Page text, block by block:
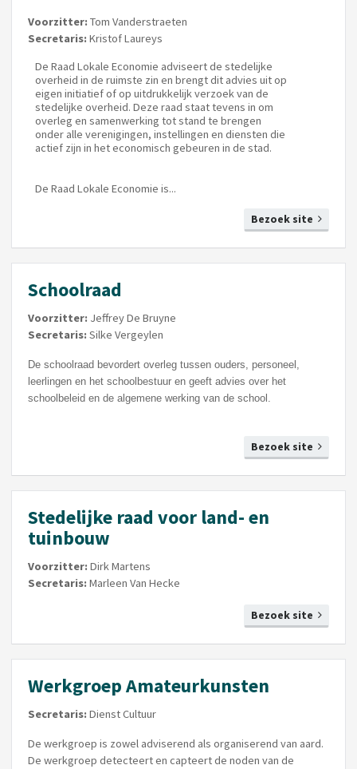
Voorzitter: Tom Vanderstraeten
Secretaris: Kristof Laureys
De Raad Lokale Economie adviseert de stedelijke
overheid in de ruimste zin en brengt dit advies uit op
eigen initiatief of op uitdrukkelijk verzoek van de
stedelijke overheid. Deze raad staat tevens in om
overleg en samenwerking tot stand te brengen
onder alle verenigingen, instellingen en diensten die
actief zijn in het economisch gebeuren in de stad.
De Raad Lokale Economie is...
Bezoek site
Schoolraad
Voorzitter: Jeffrey De Bruyne
Secretaris: Silke Vergeylen
De schoolraad bevordert overleg tussen ouders, personeel,
leerlingen en het schoolbestuur en geeft advies over het
schoolbeleid en de algemene werking van de school.
Bezoek site
Stedelijke raad voor land- en
tuinbouw
Voorzitter: Dirk Martens
Secretaris: Marleen Van Hecke
Bezoek site
Werkgroep Amateurkunsten
Secretaris: Dienst Cultuur
De werkgroep is zowel adviserend als organiserend van aard.
De werkgroep detecteert en capteert de noden van de